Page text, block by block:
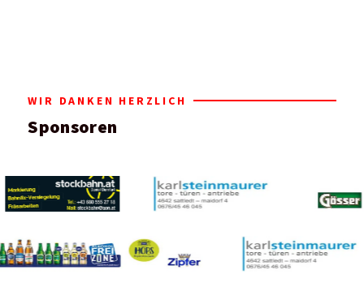
WIR DANKEN HERZLICH
Sponsoren